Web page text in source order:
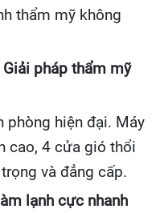
thẩm mỹ không
pháp thẩm mỹ
phòng hiện đại. Máy
cao, 4 cửa gió thổi
và đẳng cấp.
lạnh cực nhanh